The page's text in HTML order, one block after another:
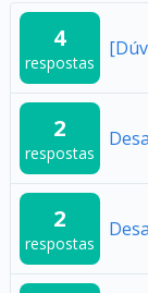
4
respostas
2
respostas
2
respostas